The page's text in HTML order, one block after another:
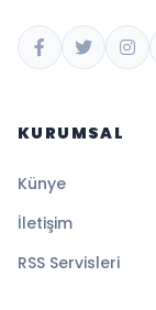
KURUMSAL
Künye
İletişim
RSS Servisleri